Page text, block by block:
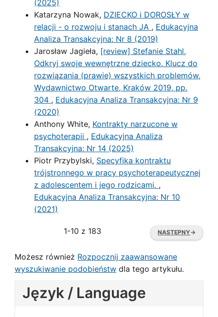
(2025)
Katarzyna Nowak, DZIECKO i DOROSŁY w
relacji - o rozwoju i stanach JA , Edukacyjna
Analiza Transakcyjna: Nr 8 (2019)
Jarosław Jagieła, [review] Stefanie Stahl,
Odkryj swoje wewnętrzne dziecko. Klucz do
rozwiązania (prawie) wszystkich problemów,
Wydawnictwo Otwarte, Kraków 2019, pp.
304 , Edukacyjna Analiza Transakcyjna: Nr 9
(2020)
Anthony White, Kontrakty narzucone w
psychoterapii , Edukacyjna Analiza
Transakcyjna: Nr 14 (2025)
Piotr Przybylski, Specyfika kontraktu
trójstronnego w pracy psychoterapeutycznej
z adolescentem i jego rodzicami. ,
Edukacyjna Analiza Transakcyjna: Nr 10
(2021)
1-10 z 183 NASTĘPNY→
Możesz również Rozpocznij zaawansowane
wyszukiwanie podobieństw dla tego artykułu.
Język / Language